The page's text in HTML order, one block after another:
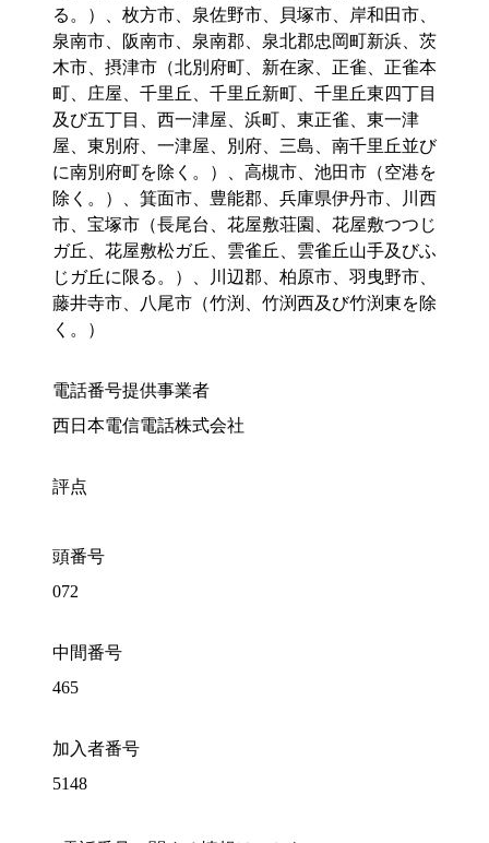
る。）、枚方市、泉佐野市、貝塚市、岸和田市、
泉南市、阪南市、泉南郡、泉北郡忠岡町新浜、茨
木市、摂津市（北別府町、新在家、正雀、正雀本
町、庄屋、千里丘、千里丘新町、千里丘東四丁目
及び五丁目、西一津屋、浜町、東正雀、東一津
屋、東別府、一津屋、別府、三島、南千里丘並び
に南別府町を除く。）、高槻市、池田市（空港を
除く。）、箕面市、豊能郡、兵庫県伊丹市、川西
市、宝塚市（長尾台、花屋敷荘園、花屋敷つつじ
ガ丘、花屋敷松ガ丘、雲雀丘、雲雀丘山手及びふ
じガ丘に限る。）、川辺郡、柏原市、羽曳野市、
藤井寺市、八尾市（竹渕、竹渕西及び竹渕東を除
く。）
電話番号提供事業者
西日本電信電話株式会社
評点
頭番号
072
中間番号
465
加入者番号
5148